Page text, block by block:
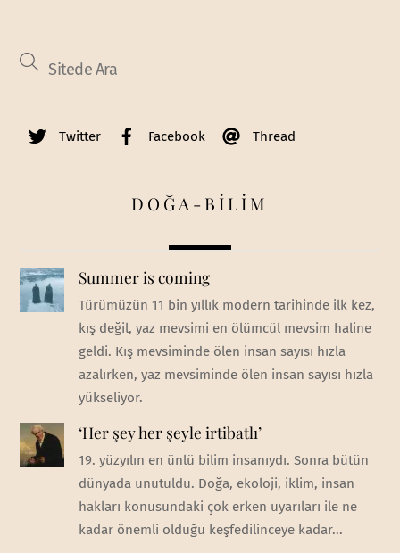
Twitter Facebook Thread
DOĞA-BİLİM
Summer is coming
Türümüzün 11 bin yıllık modern tarihinde ilk kez,
kış değil, yaz mevsimi en ölümcül mevsim haline
geldi. Kış mevsiminde ölen insan sayısı hızla
azalırken, yaz mevsiminde ölen insan sayısı hızla
yükseliyor.
‘Her şey her şeyle irtibatlı’
19. yüzyılın en ünlü bilim insanıydı. Sonra bütün
dünyada unutuldu. Doğa, ekoloji, iklim, insan
hakları konusundaki çok erken uyarıları ile ne
kadar önemli olduğu keşfedilinceye kadar...